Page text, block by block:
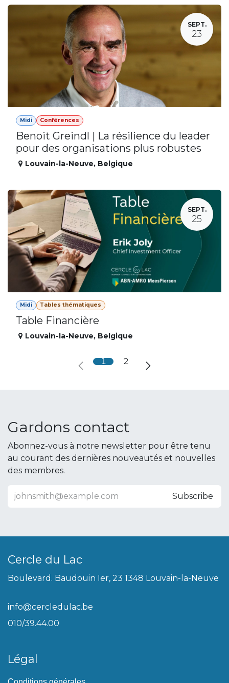
SEPT.
23
Midi Conférences
Benoit Greindl | La résilience du leader
pour des organisations plus robustes
Louvain-la-Neuve, Belgique
SEPT.
25
Midi Tables thématiques
Table Financière
Louvain-la-Neuve, Belgique
1 2
Gardons contact
Abonnez-vous à notre newsletter pour être tenu
au courant des dernières nouveautés et nouvelles
des membres.
Subscribe
Cercle du Lac
Boulevard. Baudouin Ier, 23 1348 Louvain-la-Neuve
info@cercledulac.be
010/39.44.00
Légal